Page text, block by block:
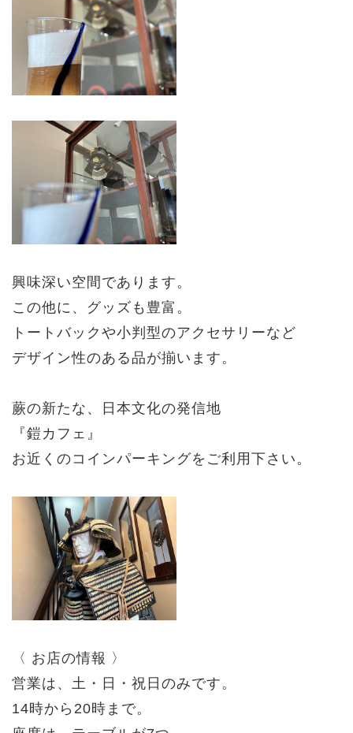
興味深い空間であります。
この他に、グッズも豊富。
トートバックや小判型のアクセサリーなど
デザイン性のある品が揃います。
蕨の新たな、日本文化の発信地
『鎧カフェ』
お近くのコインパーキングをご利用下さい。
〈 お店の情報 〉
営業は、土・日・祝日のみです。
14時から20時まで。